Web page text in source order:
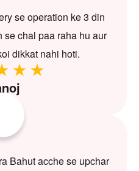
se operation ke 3 din
se chal paa raha hu aur
dikkat nahi hoti.
Bahut acche se upchar